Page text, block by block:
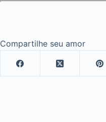
Compartilhe seu amor